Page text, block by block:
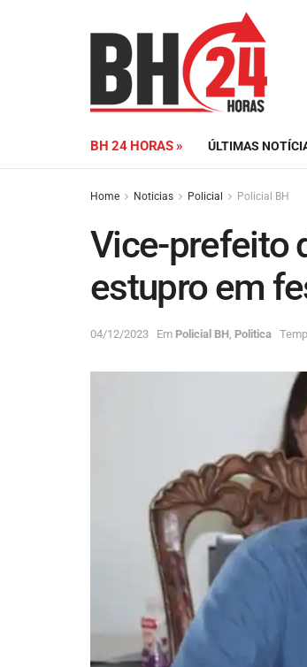
BH 24 HORAS » ÚLTIMAS
Home Noticias Policial Policial BH
Vice-prefeito
estupro em
04/12/2023 Em Policial BH Politica